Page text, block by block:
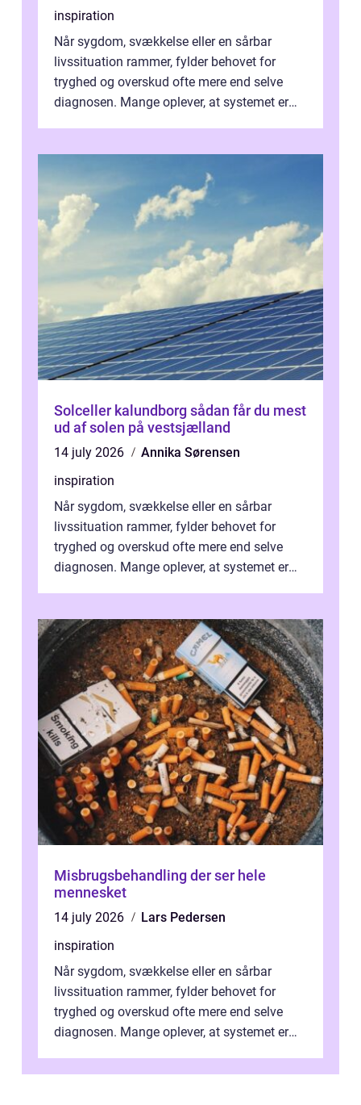
inspiration
Når sygdom, svækkelse eller en sårbar
livssituation rammer, fylder behovet for
tryghed og overskud ofte mere end selve
diagnosen. Mange oplever, at systemet er
Solceller kalundborg sådan får du mest
ud af solen på vestsjælland
14 july 2026
Annika Sørensen
inspiration
Når sygdom, svækkelse eller en sårbar
livssituation rammer, fylder behovet for
tryghed og overskud ofte mere end selve
diagnosen. Mange oplever, at systemet er
Misbrugsbehandling der ser hele
mennesket
14 july 2026
Lars Pedersen
inspiration
Når sygdom, svækkelse eller en sårbar
livssituation rammer, fylder behovet for
tryghed og overskud ofte mere end selve
diagnosen. Mange oplever, at systemet er